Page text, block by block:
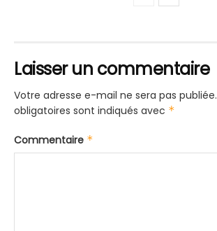
Laisser un commentaire
Votre adresse e-mail ne sera pas publiée.
obligatoires sont indiqués avec *
Commentaire *